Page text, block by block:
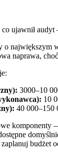
ujawnił
naprawa,
3000–10
10
40 000–150
komponenty
budżet